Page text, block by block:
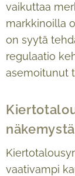
vaikuttaa
markkinoilla
on syytä
regulaatio
asemoitunut
näkemystä
vaativampi